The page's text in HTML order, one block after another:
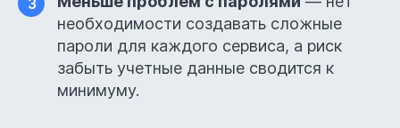
необходимости создавать сложные
пароли для каждого сервиса, а риск
забыть учетные данные сводится к
минимуму.